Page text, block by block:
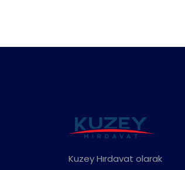
Kuzey Hırdavat olarak